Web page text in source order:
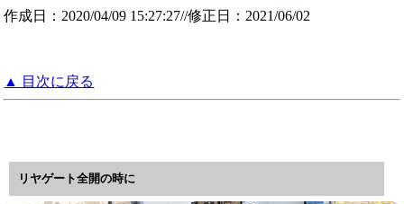
作成日：2020/04/09 15:27:27//修正日：2021/06/02
▲ 目次に戻る
リヤゲート全開の時に